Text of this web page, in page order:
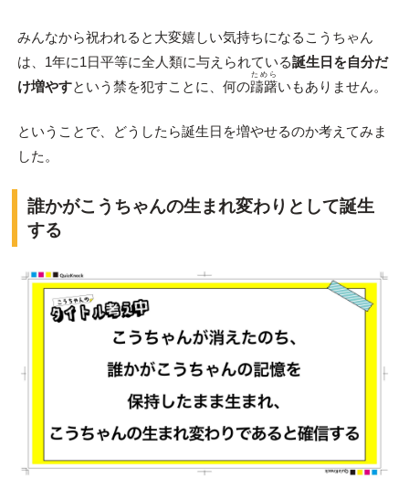
みんなから祝われると大変嬉しい気持ちになるこうちゃん
は、1年に1日平等に全人類に与えられている誕生日を自分だ
け増やすという禁を犯すことに、何の躊躇
ためら
いもありません。
ということで、どうしたら誕生日を増やせるのか考えてみま
した。
誰かがこうちゃんの生まれ変わりとして誕生
する